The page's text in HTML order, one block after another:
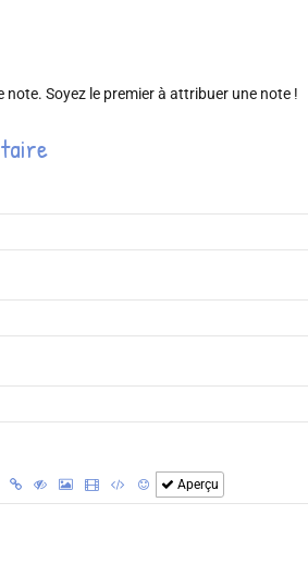
note. Soyez le premier à attribuer une note !
Aperçu